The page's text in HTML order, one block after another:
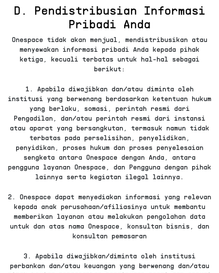
D. Pendistribusian Informasi
Pribadi Anda
Onespace tidak akan menjual, mendistribusikan atau
menyewakan informasi pribadi Anda kepada pihak
ketiga, kecuali terbatas untuk hal-hal sebagai
berikut:
1. Apabila diwajibkan dan/atau diminta oleh
institusi yang berwenang berdasarkan ketentuan hukum
yang berlaku, somasi, perintah resmi dari
Pengadilan, dan/atau perintah resmi dari instansi
atau aparat yang bersangkutan, termasuk namun tidak
terbatas pada perselisihan, penyelidikan,
penyidikan, proses hukum dan proses penyelesaian
sengketa antara Onespace dengan Anda, antara
pengguna layanan Onespace, dan Pengguna dengan pihak
lainnya serta kegiatan ilegal lainnya.
2. Onespace dapat menyediakan informasi yang relevan
kepada anak perusahaan/afiliasinya untuk membantu
memberikan layanan atau melakukan pengolahan data
untuk dan atas nama Onespace, konsultan bisnis, dan
konsultan pemasaran
3. Apabila diwajibkan/diminta oleh institusi
perbankan dan/atau keuangan yang berwenang dan/atau